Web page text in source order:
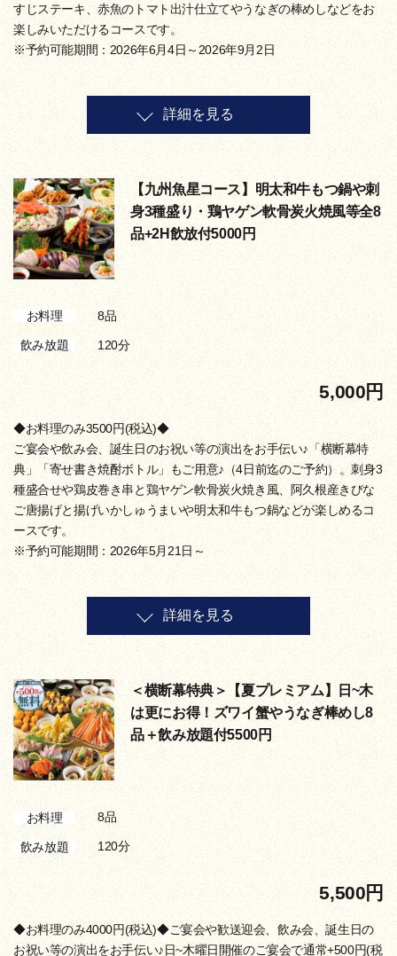
すじステーキ、赤魚のトマト出汁仕立てやうなぎの棒めしなどをお
楽しみいただけるコースです。
※予約可能期間：2026年6月4日～2026年9月2日
詳細を見る
【九州魚星コース】明太和牛もつ鍋や刺
身3種盛り・鶏ヤゲン軟骨炭火焼風等全8
品+2H飲放付5000円
お料理 8品
飲み放題 120分
5,000円
◆お料理のみ3500円(税込)◆
ご宴会や飲み会、誕生日のお祝い等の演出をお手伝い♪「横断幕特
典」「寄せ書き焼酎ボトル」もご用意♪（4日前迄のご予約）。刺身3
種盛合せや鶏皮巻き串と鶏ヤゲン軟骨炭火焼き風、阿久根産きびな
ご唐揚げと揚げいかしゅうまいや明太和牛もつ鍋などが楽しめるコ
ースです。
※予約可能期間：2026年5月21日～
詳細を見る
＜横断幕特典＞【夏プレミアム】日~木
は更にお得！ズワイ蟹やうなぎ棒めし8
品＋飲み放題付5500円
お料理 8品
飲み放題 120分
5,500円
◆お料理のみ4000円(税込)◆ご宴会や歓送迎会、飲み会、誕生日の
お祝い等の演出をお手伝い♪日~木曜日開催のご宴会で通常+500円(税